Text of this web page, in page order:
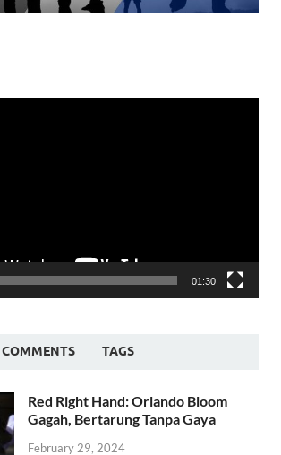
01:30
COMMENTS TAGS
Red Right Hand: Orlando Bloom
Gagah, Bertarung Tanpa Gaya
February 29, 2024